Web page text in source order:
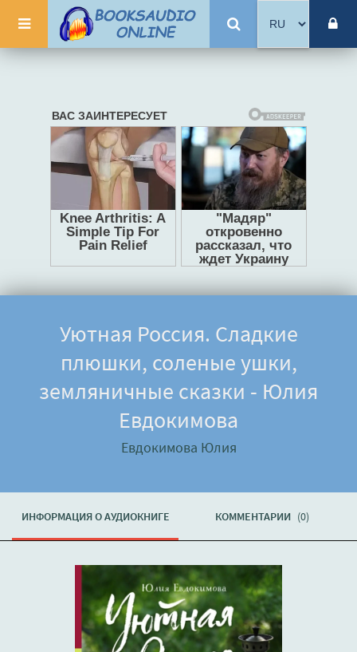
Уютная Россия. Сладкие
плюшки, соленые ушки,
земляничные сказки - Юлия
Евдокимова
Евдокимова Юлия
ИНФОРМАЦИЯ О АУДИОКНИГЕ КОММЕНТАРИИ (0)